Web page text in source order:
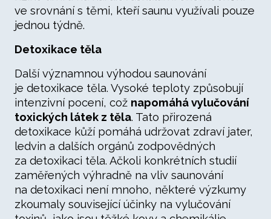
ve srovnání s těmi, kteří saunu využívali pouze
jednou týdně.
Detoxikace těla
Další významnou výhodou saunování
je detoxikace těla. Vysoké teploty způsobují
intenzivní pocení, což napomáhá vylučování
toxických látek z těla. Tato přirozená
detoxikace kůží pomáhá udržovat zdraví jater,
ledvin a dalších orgánů zodpovědných
za detoxikaci těla. Ačkoli konkrétních studií
zaměřených výhradně na vliv saunování
na detoxikaci není mnoho, některé výzkumy
zkoumaly související účinky na vylučování